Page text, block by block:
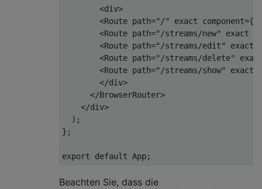
<div>
<Route path="/" exact component=
<Route path="/streams/new" exact
<Route path="/streams/edit" exact
<Route path="/streams/delete"
<Route path="/streams/show" exact
</div>
</BrowserRouter>
</div>
  );
};
export default
Beachten Sie, dass die